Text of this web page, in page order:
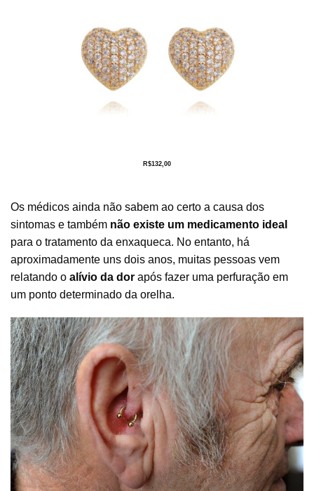
R$132,00
Os médicos ainda não sabem ao certo a causa dos
sintomas e também não existe um medicamento ideal
para o tratamento da enxaqueca. No entanto, há
aproximadamente uns dois anos, muitas pessoas vem
relatando o alívio da dor após fazer uma perfuração em
um ponto determinado da orelha.